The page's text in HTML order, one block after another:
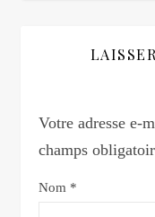
Votre adresse e-
champs
Nom *